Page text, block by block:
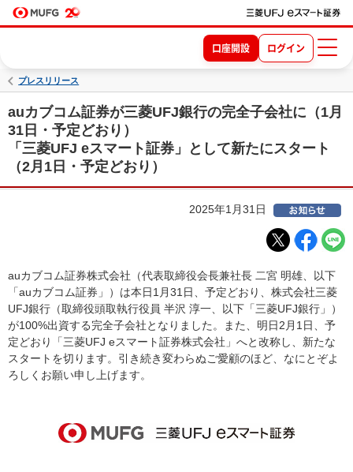
口座開設 ログイン
プレスリリース
auカブコム証券が三菱UFJ銀行の完全子会社に（1月
31日・予定どおり）
「三菱UFJ eスマート証券」として新たにスタート
（2月1日・予定どおり）
2025年1月31日
auカブコム証券株式会社（代表取締役会長兼社長 二宮 明雄、以下
「auカブコム証券」）は本日1月31日、予定どおり、株式会社三菱
UFJ銀行（取締役頭取執行役員 半沢 淳一、以下「三菱UFJ銀行」）
が100%出資する完全子会社となりました。また、明日2月1日、予
定どおり「三菱UFJ eスマート証券株式会社」へと改称し、新たな
スタートを切ります。引き続き変わらぬご愛顧のほど、なにとぞよ
ろしくお願い申し上げます。